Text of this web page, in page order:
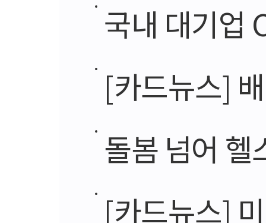
국내 대기업
[카드뉴스]
돌봄 넘어 헬
[카드뉴스]